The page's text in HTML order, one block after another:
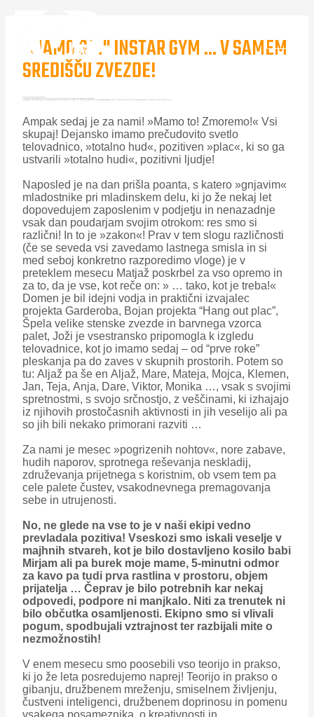
"MAMO GA!" INSTAR GYM ... V SAMEM
SREDIŠČU ZVEZDE!
Ampak sedaj je za nami! »Mamo to! Zmoremo!« Vsi
skupaj! Dejansko imamo prečudovito svetlo
telovadnico, »totalno hud«, pozitiven »plac«, ki so ga
ustvarili »totalno hudi«, pozitivni ljudje!
Naposled je na dan prišla poanta, s katero »gnjavim«
mladostnike pri mladinskem delu, ki jo že nekaj let
dopovedujem zaposlenim v podjetju in nenazadnje
vsak dan poudarjam svojim otrokom: res smo si
različni! In to je »zakon«! Prav v tem slogu različnosti
(če se seveda vsi zavedamo lastnega smisla in si
med seboj konkretno razporedimo vloge) je v
preteklem mesecu Matjaž poskrbel za vso opremo in
za to, da je vse, kot reče on: » … tako, kot je treba!«
Domen je bil idejni vodja in praktični izvajalec
projekta Garderoba, Bojan projekta “Hang out plac”,
Špela velike stenske zvezde in barvnega vzorca
palet, Joži je vsestransko pripomogla k izgledu
telovadnice, kot jo imamo sedaj – od “prve roke”
pleskanja pa do zaves v skupnih prostorih. Potem so
tu: Aljaž pa še en Aljaž, Mare, Mateja, Mojca, Klemen,
Jan, Teja, Anja, Dare, Viktor, Monika …, vsak s svojimi
spretnostmi, s svojo srčnostjo, z veščinami, ki izhajajo
iz njihovih prostočasnih aktivnosti in jih veselijo ali pa
so jih bili nekako primorani razviti …
Za nami je mesec »pogrizenih nohtov«, nore zabave,
hudih naporov, sprotnega reševanja neskladij,
združevanja prijetnega s koristnim, ob vsem tem pa
cele palete čustev, vsakodnevnega premagovanja
sebe in utrujenosti.
No, ne glede na vse to je v naši ekipi vedno
prevladala pozitiva! Vseskozi smo iskali veselje v
majhnih stvareh, kot je bilo dostavljeno kosilo babi
Mirjam ali pa burek moje mame, 5-minutni odmor
za kavo pa tudi prva rastlina v prostoru, objem
prijatelja … Čeprav je bilo potrebnih kar nekaj
odpovedi, podpore ni manjkalo. Niti za trenutek ni
bilo občutka osamljenosti. Ekipno smo si vlivali
pogum, spodbujali vztrajnost ter razbijali mite o
nezmožnostih!
V enem mesecu smo poosebili vso teorijo in prakso,
ki jo že leta posredujemo naprej! Teorijo in prakso o
gibanju, družbenem mreženju, smiselnem življenju,
čustveni inteligenci, družbenem doprinosu in pomenu
vsakega posameznika, o kreativnosti in